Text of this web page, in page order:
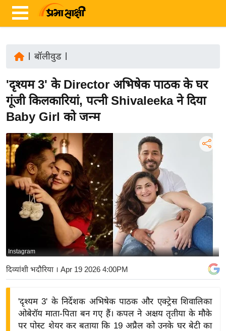
ज़ा
ख
ब
र
रा
ष्ट्री
य
अं
बि
ज़
ने
द्यो
बॉलीवुड|
'दृश्यम 3' के Director अभिषेक पाठक के घर
गूंजी किलकारियां, पत्नी Shivaleeka ने दिया
Baby Girl को जन्म
Instagram
दिव्यांशी भदौरिया । Apr 19 2026 4:00PM
'दृश्यम 3' के निर्देशक अभिषेक पाठक और एक्ट्रेस शिवालिका
ओबेरॉय माता-पिता बन गए हैं। कपल ने अक्षय तृतीया के मौके
पर पोस्ट शेयर कर बताया कि 19 अप्रैल को उनके घर बेटी का